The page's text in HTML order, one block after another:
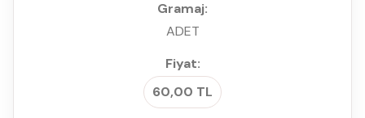
ADET
60,00 TL